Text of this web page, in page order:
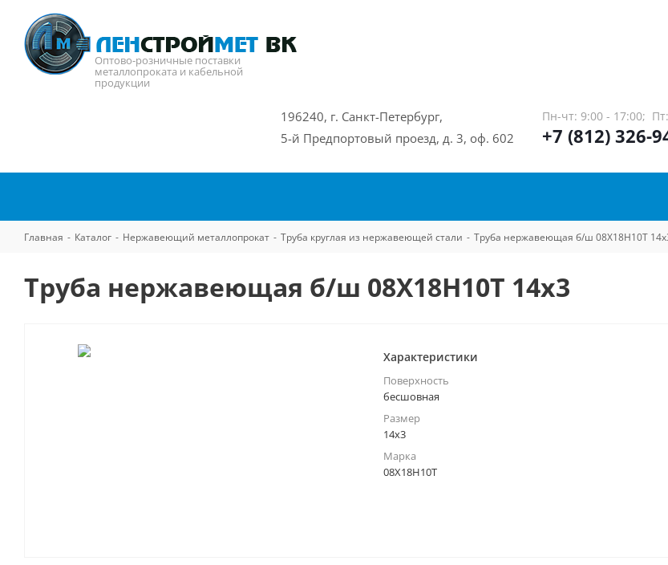
Оптово-розничные поставки
металлопроката и кабельной
продукции
196240, г. Санкт-Петербург,
5-й Предпортовый проезд, д. 3, оф. 602
Пн-чт: 9:00 - 17:00;
+7 (812) 326-
Главная - Каталог - Нержавеющий металлопрокат - Труба круглая из нержавеющей стали - Труба нержавеющая б/ш 08Х18Н10Т
Труба нержавеющая б/ш 08Х18Н10Т 14х3
Характеристики
Поверхность
бесшовная
Размер
14х3
Марка
08Х18Н10Т